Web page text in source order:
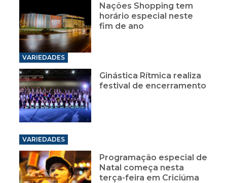
Nações Shopping tem
horário especial neste
fim de ano
VARIEDADES
Ginástica Rítmica realiza
festival de encerramento
VARIEDADES
Programação especial de
Natal começa nesta
terça-feira em Criciúma